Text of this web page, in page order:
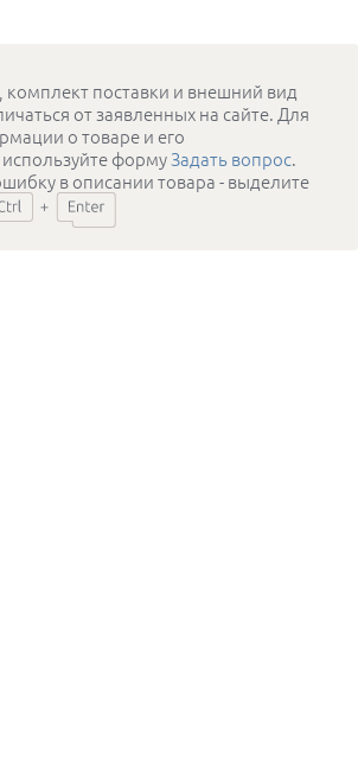
комплект поставки и внешний вид
от заявленных на сайте. Для
о товаре и его
формуЗадать вопрос.
в описании товара - выделите